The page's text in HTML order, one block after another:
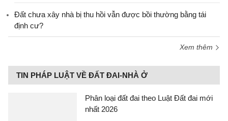
Đất chưa xây nhà bị thu hồi vẫn được bồi thường bằng tái
định cư?
Xem thêm
TIN PHÁP LUẬT VỀ ĐẤT ĐAI-NHÀ Ở
Phân loại đất đai theo Luật Đất đai mới
nhất 2026